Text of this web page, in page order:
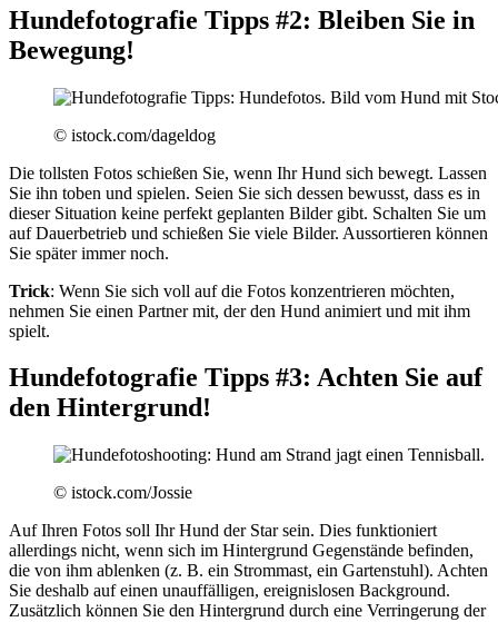
Hundefotografie Tipps #2: Bleiben Sie in
Bewegung!
© istock.com/dageldog
Die tollsten Fotos schießen Sie, wenn Ihr Hund sich bewegt. Lassen
Sie ihn toben und spielen. Seien Sie sich dessen bewusst, dass es in
dieser Situation keine perfekt geplanten Bilder gibt. Schalten Sie um
auf Dauerbetrieb und schießen Sie viele Bilder. Aussortieren können
Sie später immer noch.
Trick: Wenn Sie sich voll auf die Fotos konzentrieren möchten,
nehmen Sie einen Partner mit, der den Hund animiert und mit ihm
spielt.
Hundefotografie Tipps #3: Achten Sie auf
den Hintergrund!
© istock.com/Jossie
Auf Ihren Fotos soll Ihr Hund der Star sein. Dies funktioniert
allerdings nicht, wenn sich im Hintergrund Gegenstände befinden,
die von ihm ablenken (z. B. ein Strommast, ein Gartenstuhl). Achten
Sie deshalb auf einen unauffälligen, ereignislosen Background.
Zusätzlich können Sie den Hintergrund durch eine Verringerung der